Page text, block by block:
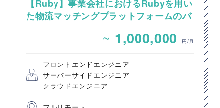
【Ruby】事業会社におけるRubyを用い
た物流マッチングプラットフォームのバ
~ 1,000,000 円/月
フロントエンドエンジニア
サーバーサイドエンジニア
クラウドエンジニア